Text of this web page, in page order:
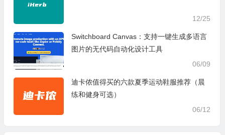
12/25
Switchboard Canvas：支持一键生成多语言
图片的无代码自动化设计工具
06/09
迪卡侬值得买的六款夏季运动鞋服推荐（晨
练和健身可选）
06/12